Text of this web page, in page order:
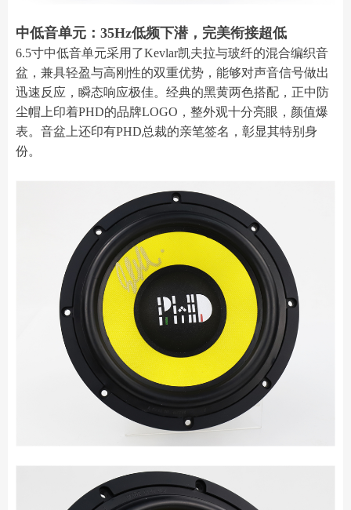
中低音单元：35Hz低频下潜，完美衔接超低
6.5寸中低音单元采用了Kevlar凯夫拉与玻纤的混合编织音
盆，兼具轻盈与高刚性的双重优势，能够对声音信号做出
迅速反应，瞬态响应极佳。经典的黑黄两色搭配，正中防
尘帽上印着PHD的品牌LOGO，整外观十分亮眼，颜值爆
表。音盆上还印有PHD总裁的亲笔签名，彰显其特别身
份。